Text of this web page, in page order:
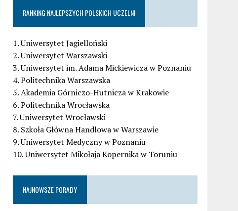
RANKING NAJLEPSZYCH POLSKICH UCZELNI
1. Uniwersytet Jagielloński
2. Uniwersytet Warszawski
3. Uniwersytet im. Adama Mickiewicza w Poznaniu
4. Politechnika Warszawska
5. Akademia Górniczo-Hutnicza w Krakowie
6. Politechnika Wrocławska
7. Uniwersytet Wrocławski
8. Szkoła Główna Handlowa w Warszawie
9. Uniwersytet Medyczny w Poznaniu
10. Uniwersytet Mikołaja Kopernika w Toruniu
NAJNOWSZE PORADY